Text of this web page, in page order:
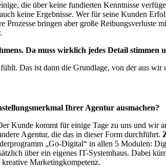
die über keine fundierten Kenntnisse
keine Ergebnisse. Wer für seine Kunden
bringen aber große Reibungsverluste
Da muss wirklich jedes Detail stimmen
Das ist dann die Grundlage, von der aus wir
Ihrer Agentur ausmachen?
Kunde kommt für einige Tage zu uns und wir
Agentur, die das in dieser Form durchführt.
„Go-Digital“ in allen 5 Modulen:
über ein eigenes IT-Systemhaus. Dabei
Marketingkompetenz.